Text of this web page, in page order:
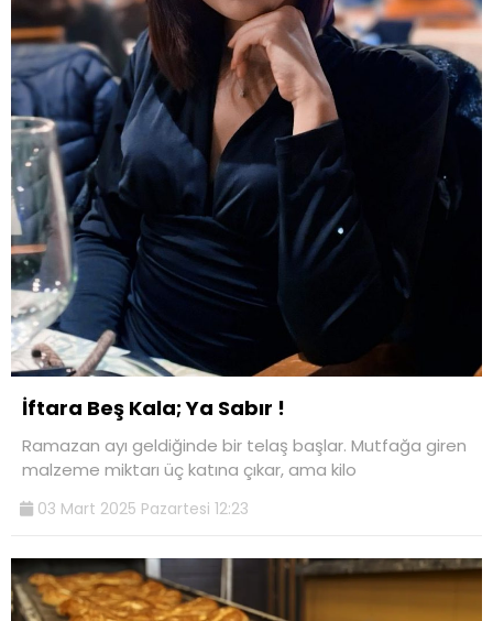
İftara Beş Kala; Ya Sabır !
Ramazan ayı geldiğinde bir telaş başlar. Mutfağa giren
malzeme miktarı üç katına çıkar, ama kilo
03 Mart 2025 Pazartesi 12:23